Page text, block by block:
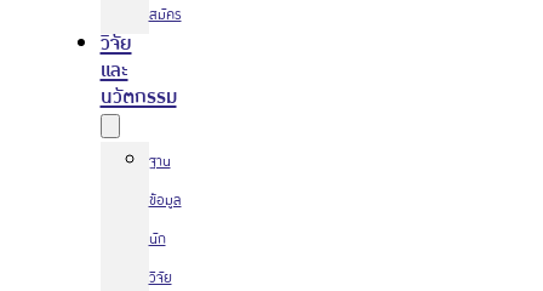
สมัคร
วิจัย
และ
นวัตกรรม
ฐาน
ข้อมูล
นัก
วิจัย